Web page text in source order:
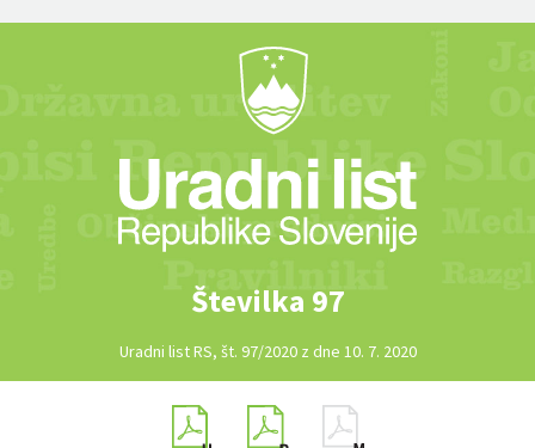
Številka 97
Uradni list RS, št. 97/2020 z dne 10. 7. 2020